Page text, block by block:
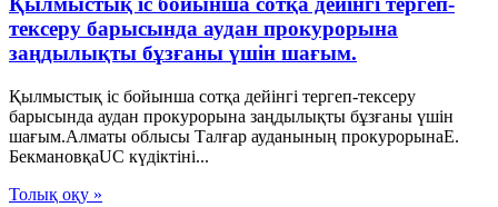
тексеру барысында аудан прокурорына
заңдылықты бұзғаны үшін шағым.
Қылмыстық іс бойынша сотқа дейінгі тергеп-тексеру
барысында аудан прокурорына заңдылықты бұзғаны үшін
шағым.Алматы облысы Талғар ауданының прокурорынаЕ.
БекмановқаUC күдіктіні...
Толық оқу »